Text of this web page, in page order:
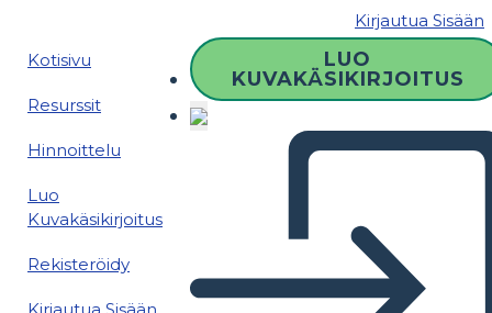
Kirjautua Sisään
Kotisivu
Resurssit
Hinnoittelu
Luo
Kuvakäsikirjoitus
Rekisteröidy
LUO
KUVAKÄSIKIRJOITUS